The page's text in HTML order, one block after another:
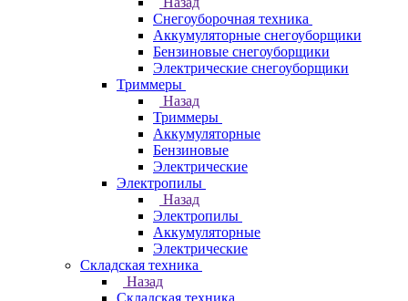
Снегоуборочная техника
Аккумуляторные снегоуборщики
Бензиновые снегоуборщики
Электрические снегоуборщики
Триммеры
Назад
Триммеры
Аккумуляторные
Бензиновые
Электрические
Электропилы
Назад
Электропилы
Аккумуляторные
Электрические
Складская техника
Назад
Складская техника